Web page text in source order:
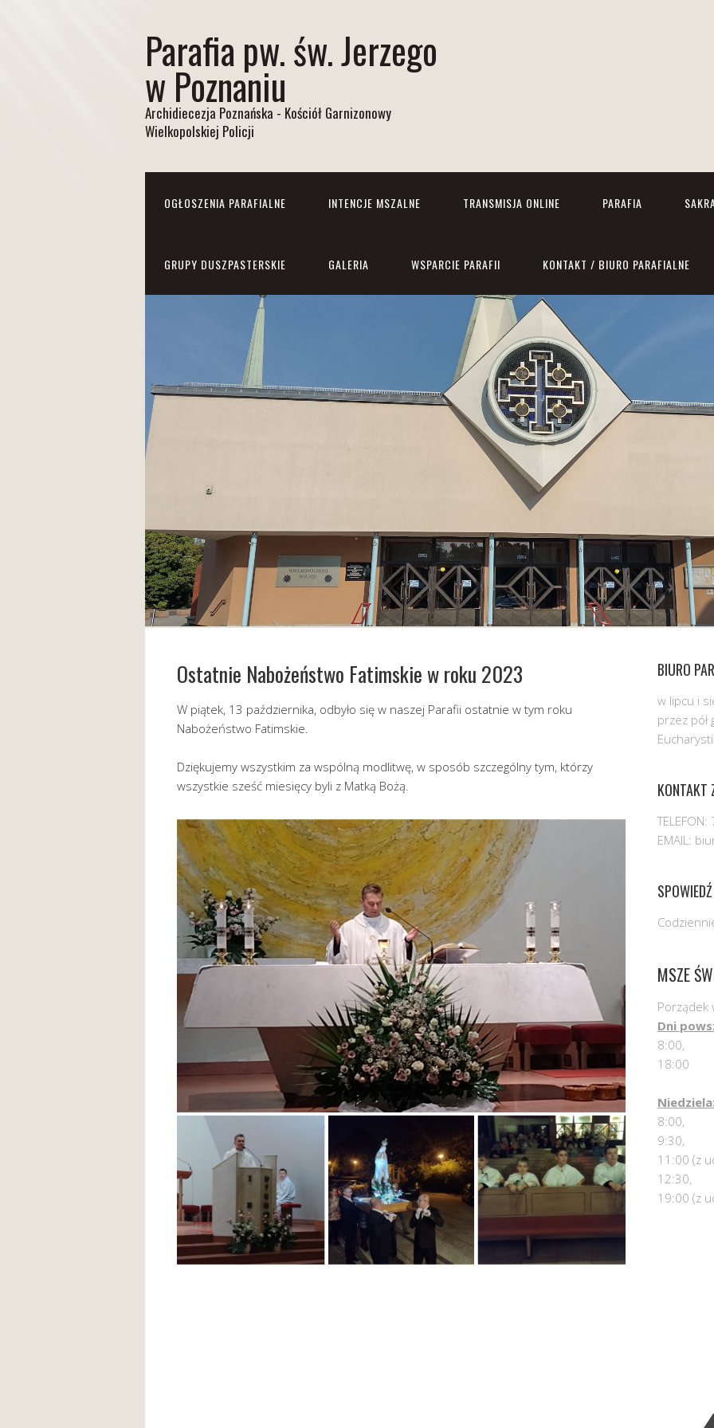
Parafia pw. św. Jerzego
w Poznaniu
Archidiecezja Poznańska - Kościół Garnizonowy
Wielkopolskiej Policji
OGŁOSZENIA PARAFIALNE INTENCJE MSZALNE TRANSMISJA ONLINE PARAFIA
GRUPY DUSZPASTERSKIE GALERIA WSPARCIE PARAFII KONTAKT / BIURO PARAFIALNE
Ostatnie Nabożeństwo Fatimskie w roku 2023
W piątek, 13 października, odbyło się w naszej Parafii ostatnie w tym roku
Nabożeństwo Fatimskie.
Dziękujemy wszystkim za wspólną modlitwę, w sposób szczególny tym, którzy
wszystkie sześć miesięcy byli z Matką Bożą.
BIURO
w lipcu i
przez
Eucharystii
KONTAKT
EMAIL:
MSZE
Porządek
Dni
8:00,
18:00
Niedziela:
8:00,
9:30,
11:00 (z
12:30,
19:00 (z